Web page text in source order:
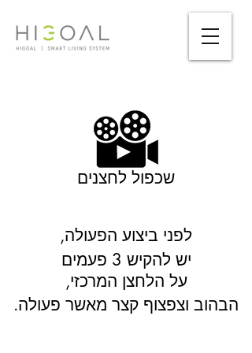
שכפול לחצנים
,לפני ביצוע הפעולה
יש להקיש 3 פעמים
.הבהוב וצפצוף קצר מאשר פעולה
,על הלחצן המרכזי